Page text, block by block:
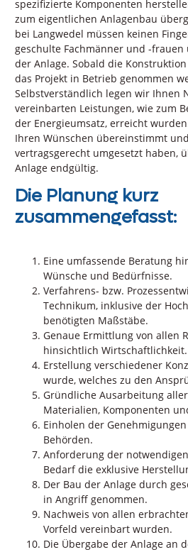
spezifizierte Komponenten
zum eigentlichen Anlagenbau
bei Langwedel müssen keinen
geschulte Fachmänner und -
der Anlage. Sobald die
das Projekt in Betrieb genommen
Selbstverständlich legen wir Ihnen
vereinbarten Leistungen, wie zum
der Energieumsatz, erreicht
Ihren Wünschen übereinstimmt
vertragsgerecht umgesetzt haben,
Anlage endgültig.
Die Planung kurz
zusammengefasst:
Eine umfassende Beratung
Wünsche und Bedürfnisse.
Verfahrens- bzw.
Technikum, inklusive der
benötigten Maßstäbe.
Genaue Ermittlung von allen
hinsichtlich Wirtschaftlichkeit.
Erstellung verschiedener
wurde, welches zu den
Gründliche Ausarbeitung
Materialien, Komponenten
Einholen der
Behörden.
Anforderung der
Bedarf die exklusive
Der Bau der Anlage durch
in Angriff genommen.
Nachweis von allen
Vorfeld vereinbart wurden.
Die Übergabe der Anlage an